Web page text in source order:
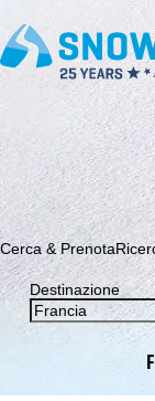
Abbonati
Cerca & Prenota
Destinazione